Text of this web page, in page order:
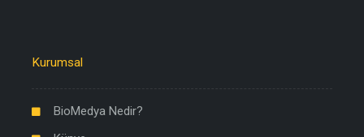
Kurumsal
BioMedya Nedir?